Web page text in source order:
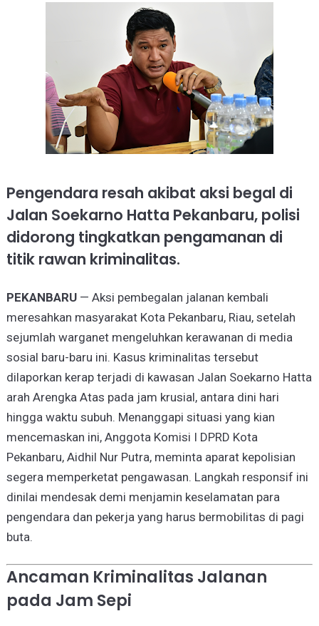
A+
Pengendara resah akibat aksi begal di
Jalan Soekarno Hatta Pekanbaru, polisi
didorong tingkatkan pengamanan di
titik rawan kriminalitas.
PEKANBARU— Aksi pembegalan jalanan kembali
meresahkan masyarakat Kota Pekanbaru, Riau, setelah
sejumlah warganet mengeluhkan kerawanan di media
sosial baru-baru ini. Kasus kriminalitas tersebut
dilaporkan kerap terjadi di kawasan Jalan Soekarno Hatta
arah Arengka Atas pada jam krusial, antara dini hari
hingga waktu subuh. Menanggapi situasi yang kian
mencemaskan ini, Anggota Komisi I DPRD Kota
Pekanbaru, Aidhil Nur Putra, meminta aparat kepolisian
segera memperketat pengawasan. Langkah responsif ini
dinilai mendesak demi menjamin keselamatan para
pengendara dan pekerja yang harus bermobilitas di pagi
buta.
Ancaman Kriminalitas Jalanan
pada Jam Sepi